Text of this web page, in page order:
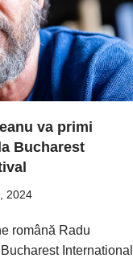
va primi
Bucharest
2024
română Radu
International